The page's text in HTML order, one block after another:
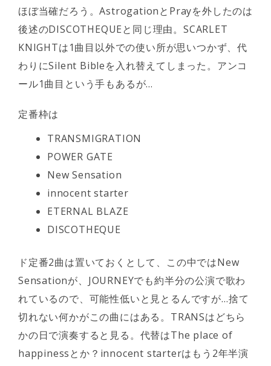
ほぼ当確だろう。AstrogationとPrayを外したのは
後述のDISCOTHEQUEと同じ理由。SCARLET
KNIGHTは1曲目以外での使い所が思いつかず、代
わりにSilent Bibleを入れ替えてしまった。アンコ
ール1曲目という手もあるが…
定番枠は
TRANSMIGRATION
POWER GATE
New Sensation
innocent starter
ETERNAL BLAZE
DISCOTHEQUE
ド定番2曲は置いておくとして、この中ではNew
Sensationが、JOURNEYでも約半分の公演で歌わ
れているので、可能性低いと見とるんですが…捨て
切れない何かがこの曲にはある。TRANSはどちら
かの日で演奏すると見る。代替はThe place of
happinessとか？innocent starterはもう2年半演